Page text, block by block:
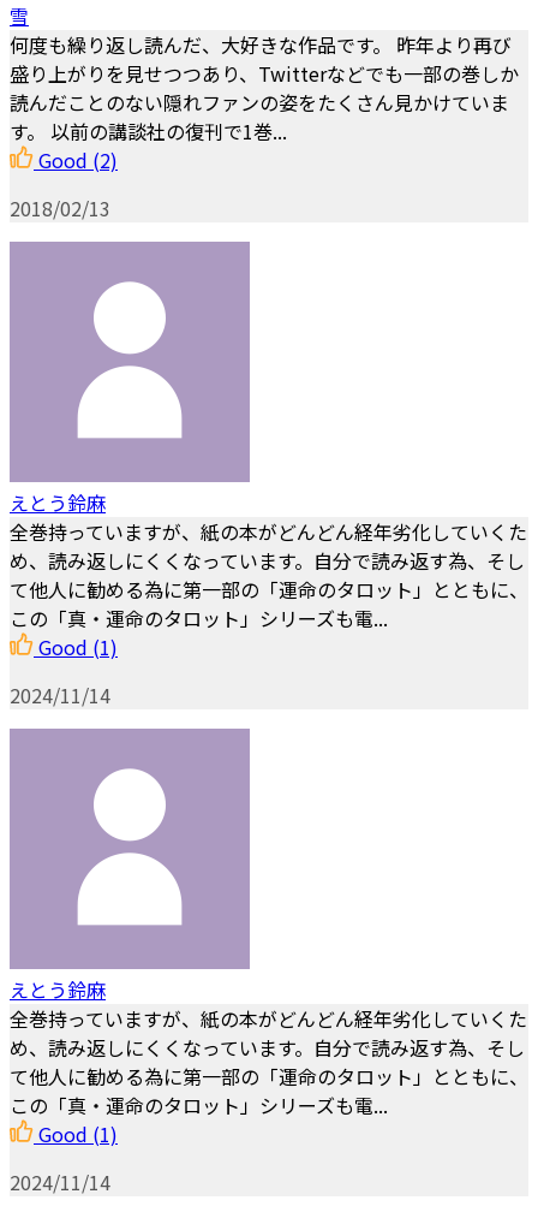
雪
何度も繰り返し読んだ、大好きな作品です。 昨年より再び
盛り上がりを見せつつあり、Twitterなどでも一部の巻しか
読んだことのない隠れファンの姿をたくさん見かけていま
す。 以前の講談社の復刊で1巻...
Good (2)
2018/02/13
えとう鈴麻
全巻持っていますが、紙の本がどんどん経年劣化していくた
め、読み返しにくくなっています。自分で読み返す為、そし
て他人に勧める為に第一部の「運命のタロット」とともに、
この「真・運命のタロット」シリーズも電...
Good (1)
2024/11/14
えとう鈴麻
全巻持っていますが、紙の本がどんどん経年劣化していくた
め、読み返しにくくなっています。自分で読み返す為、そし
て他人に勧める為に第一部の「運命のタロット」とともに、
この「真・運命のタロット」シリーズも電...
Good (1)
2024/11/14